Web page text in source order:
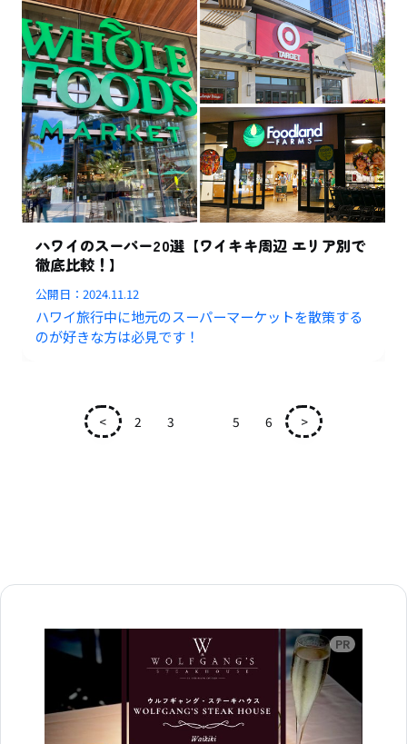
ハワイのスーパー20選【ワイキキ周辺 エリア別で
徹底比較！】
公開日：2024.11.12
ハワイ旅行中に地元のスーパーマーケットを散策する
のが好きな方は必見です！
< 2 3 5 6 >
広告